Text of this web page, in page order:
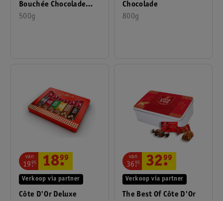
Bouchée Chocolade
Happy Father's Day In
500g
Chocolade
800g
Côte D'Or Deluxe
Verkoop via partner
van
19.
95 18.
99
The Best Of Côte D'Or
Verkoop via partner
van
36.
95 32.
99